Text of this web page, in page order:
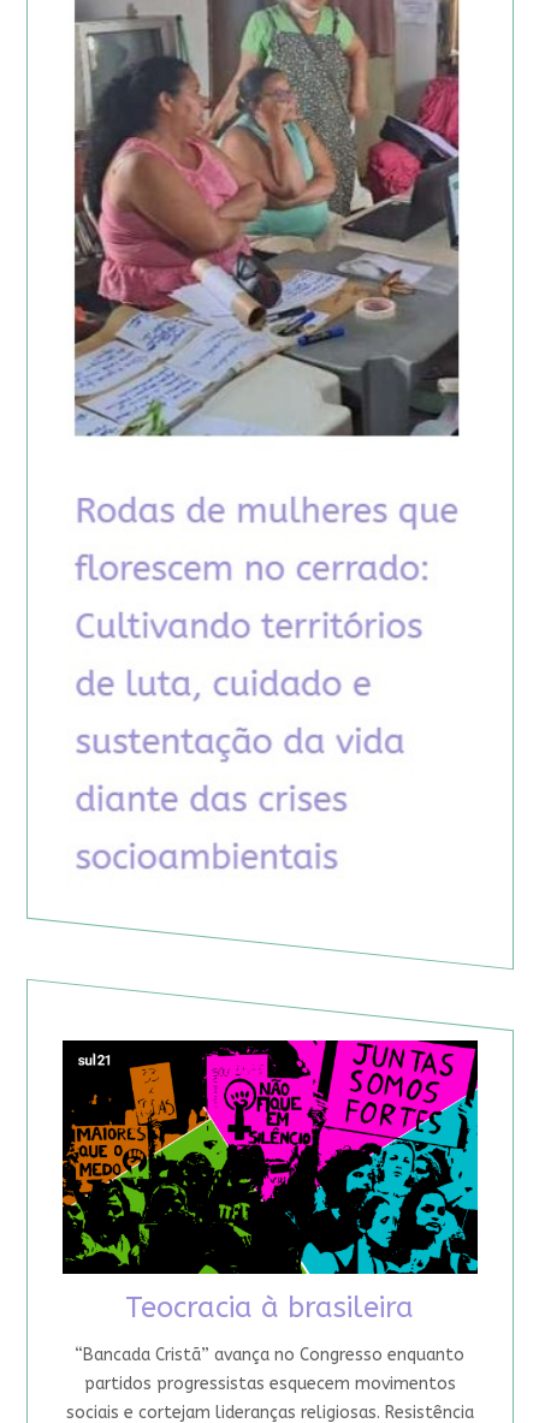
Teocracia à brasileira
“Bancada Cristã” avança no Congresso enquanto
partidos progressistas esquecem movimentos
sociais e cortejam lideranças religiosas. Resistência